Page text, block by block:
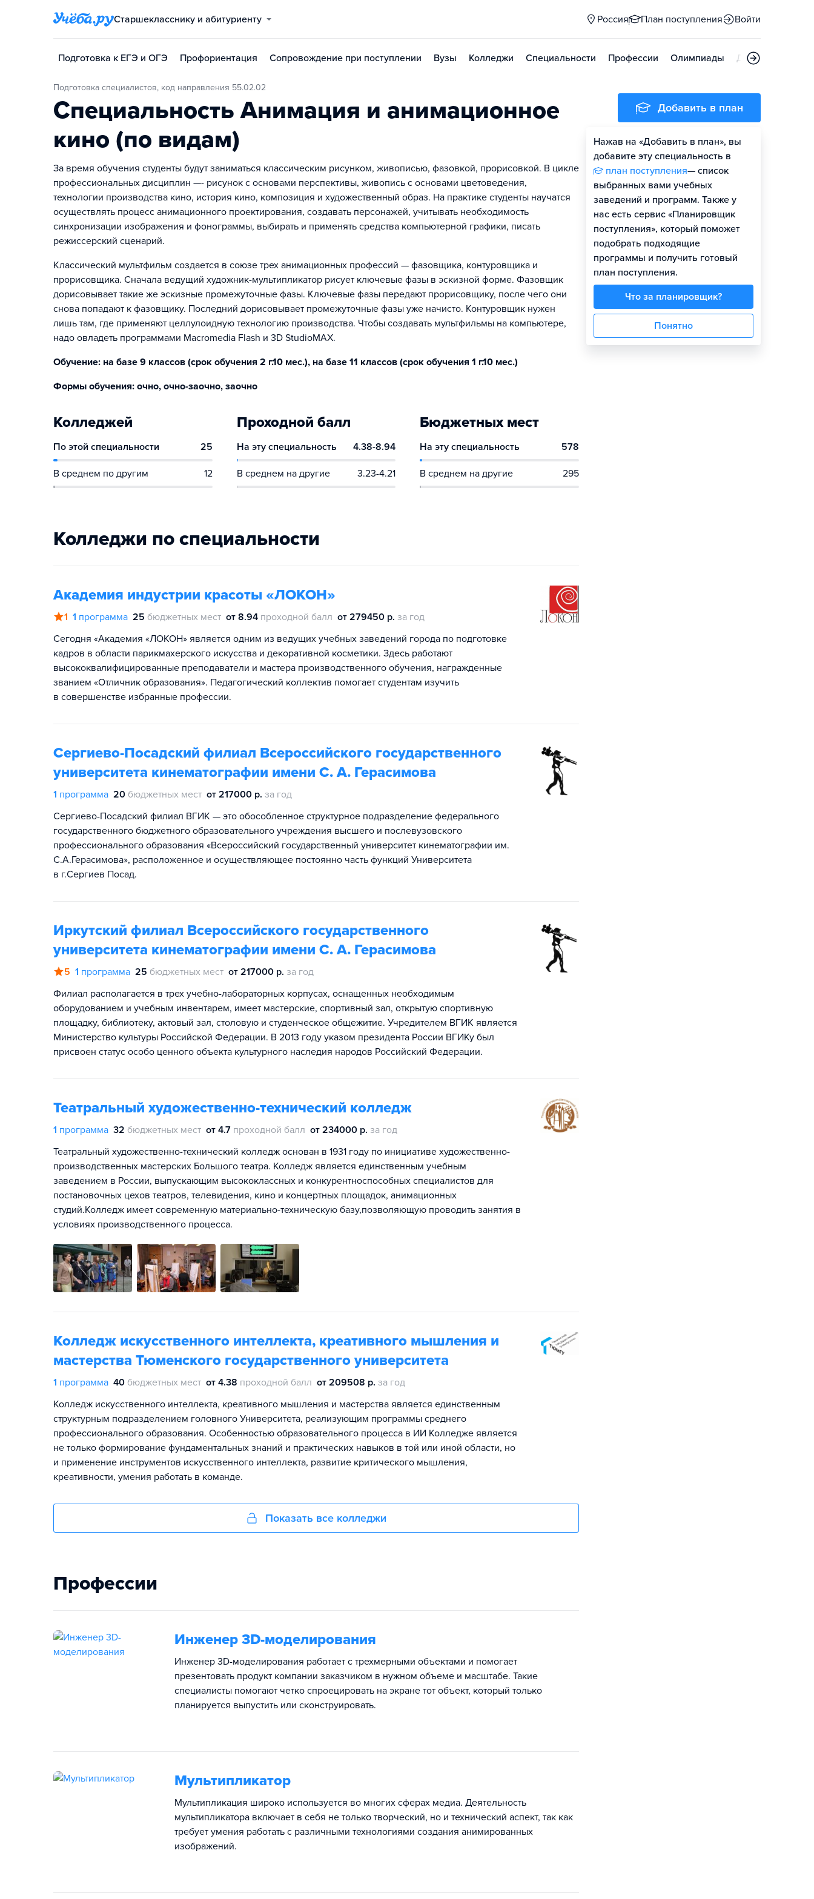
Старшекласснику и абитуриенту Россия План поступления Войти
Подготовка к ЕГЭ и ОГЭ Профориентация Сопровождение при поступлении Вузы Колледжи Специальности Профессии Олимпиады Дни открытых
Подготовка специалистов, код направления 55.02.02
Специальность Анимация и анимационное
кино (по видам)
За время обучения студенты будут заниматься классическим рисунком, живописью, фазовкой, прорисовкой. В цикле
профессиональных дисциплин —- рисунок с основами перспективы, живопись с основами цветоведения,
технологии производства кино, история кино, композиция и художественный образ. На практике студенты научатся
осуществлять процесс анимационного проектирования, создавать персонажей, учитывать необходимость
синхронизации изображения и фонограммы, выбирать и применять средства компьютерной графики, писать
режиссерский сценарий.
Классический мультфильм создается в союзе трех анимационных профессий — фазовщика, контуровщика и
прорисовщика. Сначала ведущий художник-мультипликатор рисует ключевые фазы в эскизной форме. Фазовщик
дорисовывает такие же эскизные промежуточные фазы. Ключевые фазы передают прорисовщику, после чего они
снова попадают к фазовщику. Последний дорисовывает промежуточные фазы уже начисто. Контуровщик нужен
лишь там, где применяют целлулоидную технологию производства. Чтобы создавать мультфильмы на компьютере,
надо овладеть программами Macromedia Flash и 3D StudioMAX.
Обучение: на базе 9 классов (срок обучения 2 г.10 мес.), на базе 11 классов (срок обучения 1 г.10 мес.)
Формы обучения: очно, очно-заочно, заочно
Колледжей
По этой специальности 25
В среднем по другим 12
Проходной балл
На эту специальность 4.38-8.94
В среднем на другие 3.23-4.21
Бюджетных мест
На эту специальность 578
В среднем на другие 295
Колледжи по специальности
Академия индустрии красоты «ЛОКОН»
1 1 программа 25 бюджетных мест от 8.94 проходной балл от 279450 р. за год
Сегодня «Академия «ЛОКОН» является одним из ведущих учебных заведений города по подготовке
кадров в области парикмахерского искусства и декоративной косметики. Здесь работают
высококвалифицированные преподаватели и мастера производственного обучения, награжденные
званием «Отличник образования». Педагогический коллектив помогает студентам изучить
в совершенстве избранные профессии.
Сергиево-Посадский филиал Всероссийского государственного
университета кинематографии имени С. А. Герасимова
1 программа 20 бюджетных мест от 217000 р. за год
Сергиево-Посадский филиал ВГИК — это обособленное структурное подразделение федерального
государственного бюджетного образовательного учреждения высшего и послевузовского
профессионального образования «Всероссийский государственный университет кинематографии им.
С.А.Герасимова», расположенное и осуществляющее постоянно часть функций Университета
в г.Сергиев Посад.
Иркутский филиал Всероссийского государственного
университета кинематографии имени С. А. Герасимова
5 1 программа 25 бюджетных мест от 217000 р. за год
Филиал располагается в трех учебно-лабораторных корпусах, оснащенных необходимым
оборудованием и учебным инвентарем, имеет мастерские, спортивный зал, открытую спортивную
площадку, библиотеку, актовый зал, столовую и студенческое общежитие. Учредителем ВГИК является
Министерство культуры Российской Федерации. В 2013 году указом президента России ВГИКу был
присвоен статус особо ценного объекта культурного наследия народов Российский Федерации.
Театральный художественно-технический колледж
1 программа 32 бюджетных мест от 4.7 проходной балл от 234000 р. за год
Театральный художественно-технический колледж основан в 1931 году по инициативе художественно-
производственных мастерских Большого театра. Колледж является единственным учебным
заведением в России, выпускающим высококлассных и конкурентноспособных специалистов для
постановочных цехов театров, телевидения, кино и концертных площадок, анимационных
студий.Колледж имеет современную материально-техническую базу,позволяющую проводить занятия в
условиях производственного процесса.
Колледж искусственного интеллекта, креативного мышления и
мастерства Тюменского государственного университета
1 программа 40 бюджетных мест от 4.38 проходной балл от 209508 р. за год
Колледж искусственного интеллекта, креативного мышления и мастерства является единственным
структурным подразделением головного Университета, реализующим программы среднего
профессионального образования. Особенностью образовательного процесса в ИИ Колледже является
не только формирование фундаментальных знаний и практических навыков в той или иной области, но
и применение инструментов искусственного интеллекта, развитие критического мышления,
креативности, умения работать в команде.
Показать все колледжи
Профессии
Инженер 3D-моделирования
Инженер 3D-моделирования работает с трехмерными объектами и помогает
презентовать продукт компании заказчиком в нужном объеме и масштабе. Такие
специалисты помогают четко спроецировать на экране тот объект, который только
планируется выпустить или сконструировать.
Мультипликатор
Мультипликация широко используется во многих сферах медиа. Деятельность
мультипликатора включает в себя не только творческий, но и технический аспект, так как
требует умения работать с различными технологиями создания анимированных
изображений.
Добавить в план
Нажав на «Добавить в план», вы
добавите эту специальность в
план поступления— список
выбранных вами учебных
заведений и программ. Также у
нас есть сервис «Планировщик
поступления», который поможет
подобрать подходящие
программы и получить готовый
план поступления.
Что за планировщик?
Понятно